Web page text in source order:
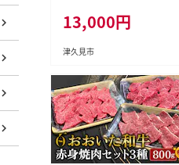
大分県産 九州産 津久見市
熨斗対応
13,000円
津久見市